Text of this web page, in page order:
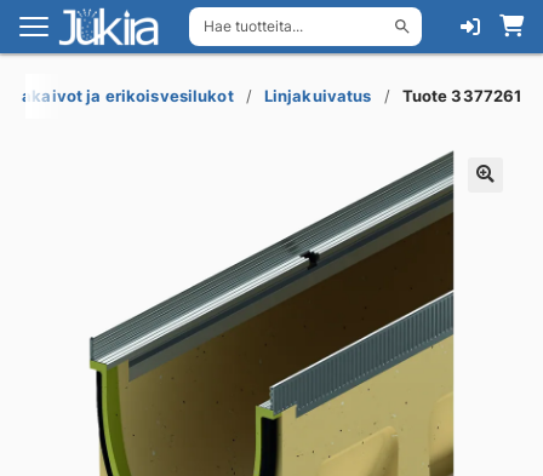
Hae tuotteita...
Siirry
navigointiin
Siirry
sisältöön
ja erikoisvesilukot Linjakuivatus Tuote 3377261